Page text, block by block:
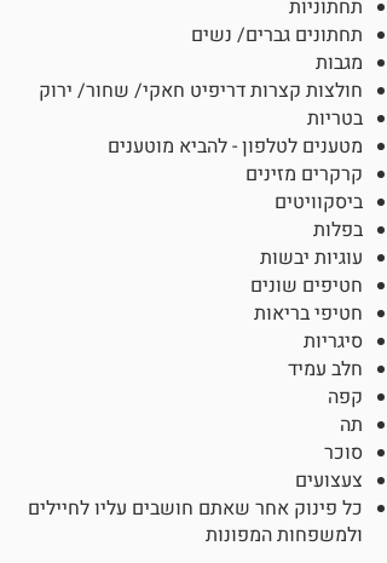
תחתוניות
תחתונים גברים/ נשים
מגבות
חולצות קצרות דריפיט חאקי/ שחור/ ירוק
בטריות
מטענים לטלפון - להביא מוטענים
קרקרים מזינים
ביסקוויטים
בפלות
עוגיות יבשות
חטיפים שונים
חטיפי בריאות
סיגריות
חלב עמיד
קפה
תה
סוכר
צעצועים
כל פינוק אחר שאתם חושבים עליו לחיילים
ולמשפחות המפונות